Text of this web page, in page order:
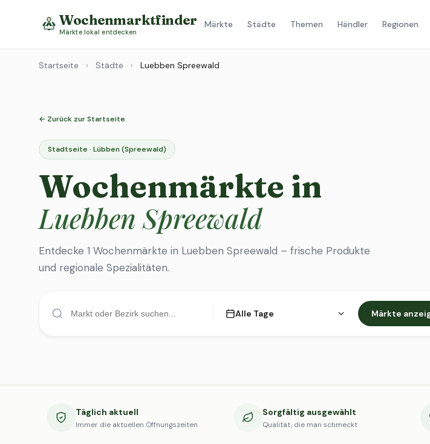
Wochenmarktfinder
Märkte lokal entdecken
Märkte Städte Themen Händler Regionen
Startseite › Städte › Luebben Spreewald
← Zurück zur Startseite
Stadtseite · Lübben (Spreewald)
Wochenmärkte in
Luebben Spreewald
Entdecke 1 Wochenmärkte in Luebben Spreewald – frische Produkte
und regionale Spezialitäten.
Alle Tage Märkte
Täglich aktuell
Immer die aktuellen Öffnungszeiten
Sorgfältig ausgewählt
Qualität, die man schmeckt